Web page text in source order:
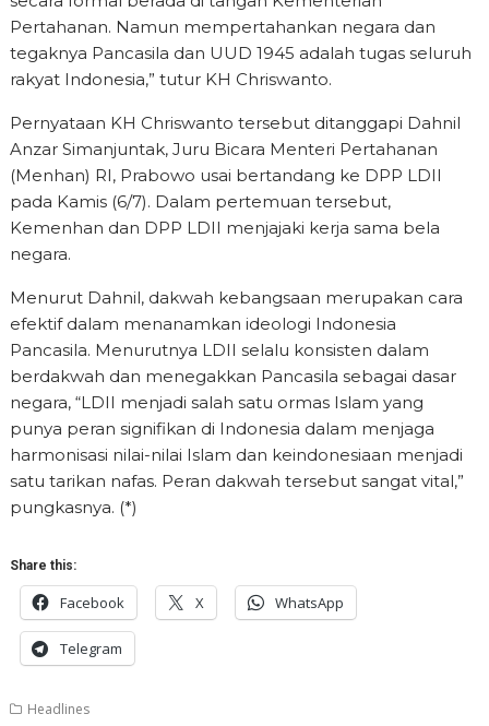
Pertahanan. Namun mempertahankan negara dan
tegaknya Pancasila dan UUD 1945 adalah tugas seluruh
rakyat Indonesia,” tutur KH Chriswanto.
Pernyataan KH Chriswanto tersebut ditanggapi Dahnil
Anzar Simanjuntak, Juru Bicara Menteri Pertahanan
(Menhan) RI, Prabowo usai bertandang ke DPP LDII
pada Kamis (6/7). Dalam pertemuan tersebut,
Kemenhan dan DPP LDII menjajaki kerja sama bela
negara.
Menurut Dahnil, dakwah kebangsaan merupakan cara
efektif dalam menanamkan ideologi Indonesia
Pancasila. Menurutnya LDII selalu konsisten dalam
berdakwah dan menegakkan Pancasila sebagai dasar
negara, “LDII menjadi salah satu ormas Islam yang
punya peran signifikan di Indonesia dalam menjaga
harmonisasi nilai-nilai Islam dan keindonesiaan menjadi
satu tarikan nafas. Peran dakwah tersebut sangat vital,”
pungkasnya. (*)
Share this:
Facebook X WhatsApp
Telegram
Headlines